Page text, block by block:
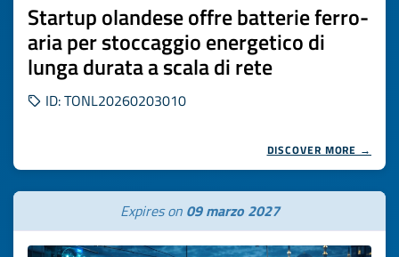
Startup olandese offre batterie ferro-
aria per stoccaggio energetico di
lunga durata a scala di rete
ID: TONL20260203010
DISCOVER MORE →
Expires on 09 marzo 2027